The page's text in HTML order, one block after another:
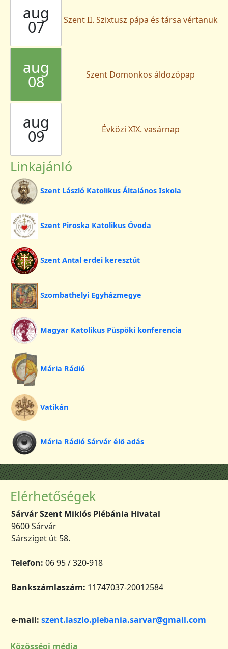
aug
07 Szent II. Szixtusz pápa és társa vértanuk
aug
08 Szent Domonkos áldozópap
aug
09 Évközi XIX. vasárnap
Linkajánló
Szent László Katolikus Általános Iskola
Szent Piroska Katolikus Óvoda
Szent Antal erdei keresztút
Szombathelyi Egyházmegye
Magyar Katolikus Püspöki konferencia
Mária Rádió
Vatikán
Mária Rádió Sárvár élő adás
Elérhetőségek
Sárvár Szent Miklós Plébánia Hivatal
9600 Sárvár
Sársziget út 58.
Telefon: 06 95 / 320-918
Bankszámlaszám: 11747037-20012584
e-mail: szent.laszlo.plebania.sarvar@gmail.com
Közösségi média